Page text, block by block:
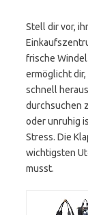
Stell dir vor,
frische
ermöglicht
schnell
durchsuchen
oder unruhig
Stress. Die
wichtigsten
musst.